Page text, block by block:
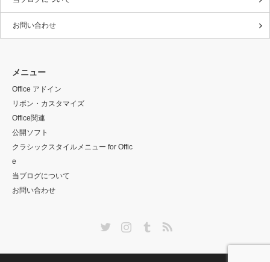
お問い合わせ
メニュー
Office アドイン
リボン・カスタマイズ
Office関連
公開ソフト
クラシックスタイルメニュー for Offic
e
当ブログについて
お問い合わせ
RSS